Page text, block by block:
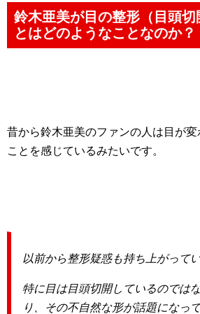
鈴木亜美が目の整形（目頭
とはどのようなことなのか？
昔から鈴木亜美のファンの人は目が
ことを感じているみたいです。
以前から整形疑惑も持ち上がってい
特に目は目頭切開しているのでは
り、その不自然な形が話題になっ